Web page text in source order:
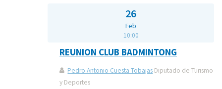
26
Feb
10:00
REUNION CLUB BADMINTONG
Pedro Antonio Cuesta Tobajas Diputado de Turismo
y Deportes